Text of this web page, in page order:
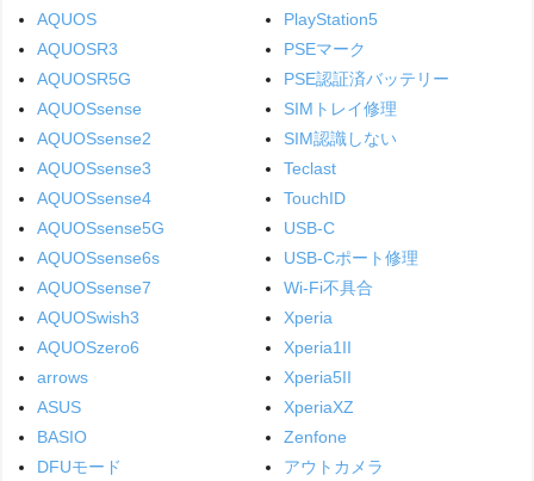
AQUOS
AQUOSR3
AQUOSR5G
AQUOSsense
AQUOSsense2
AQUOSsense3
AQUOSsense4
AQUOSsense5G
AQUOSsense6s
AQUOSsense7
AQUOSwish3
AQUOSzero6
arrows
ASUS
BASIO
DFUモード
PlayStation5
PSEマーク
PSE認証済バッテリー
SIMトレイ修理
SIM認識しない
Teclast
TouchID
USB-C
USB-Cポート修理
Wi-Fi不具合
Xperia
Xperia1II
Xperia5II
XperiaXZ
Zenfone
アウトカメラ